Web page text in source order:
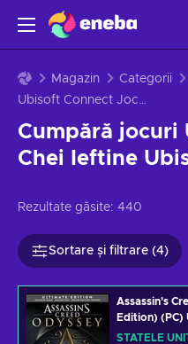
Magazin Categorii
Ubisoft Connect Jocuri
Cumpără jocuri
Chei Ieftine
Rezultate găsite: 440
Sortare și filtrare (4)
Assassin's
Edition) (PC)
STATELE